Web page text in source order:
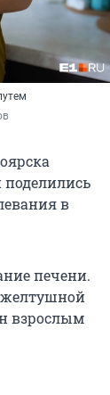
поделились
в
печени.
взрослым